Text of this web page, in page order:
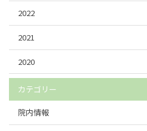
2022
2021
2020
カテゴリー
院内情報